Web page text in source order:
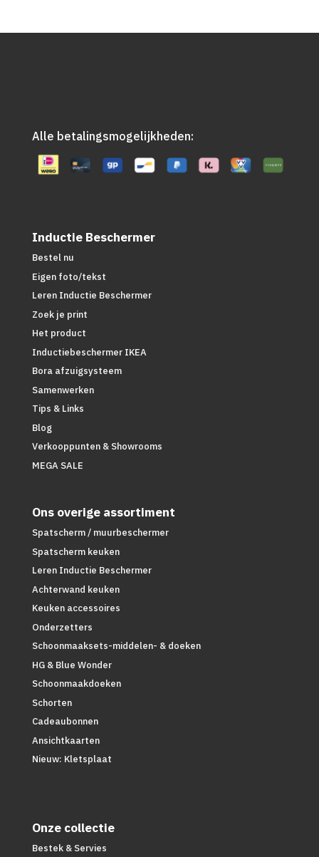
Alle betalingsmogelijkheden:
Inductie Beschermer
Bestel nu
Eigen foto/tekst
Leren Inductie Beschermer
Zoek je print
Het product
Inductiebeschermer IKEA
Bora afzuigsysteem
Samenwerken
Tips & Links
Blog
Verkooppunten & Showrooms
MEGA SALE
Ons overige assortiment
Spatscherm / muurbeschermer
Spatscherm keuken
Leren Inductie Beschermer
Achterwand keuken
Keuken accessoires
Onderzetters
Schoonmaaksets-middelen- & doeken
HG & Blue Wonder
Schoonmaakdoeken
Schorten
Cadeaubonnen
Ansichtkaarten
Nieuw: Kletsplaat
Onze collectie
Bestek & Servies